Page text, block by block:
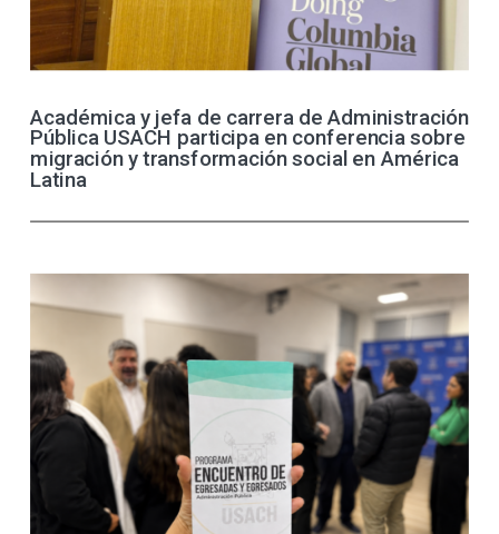
Académica y jefa de carrera de Administración
Pública USACH participa en conferencia sobre
migración y transformación social en América
Latina